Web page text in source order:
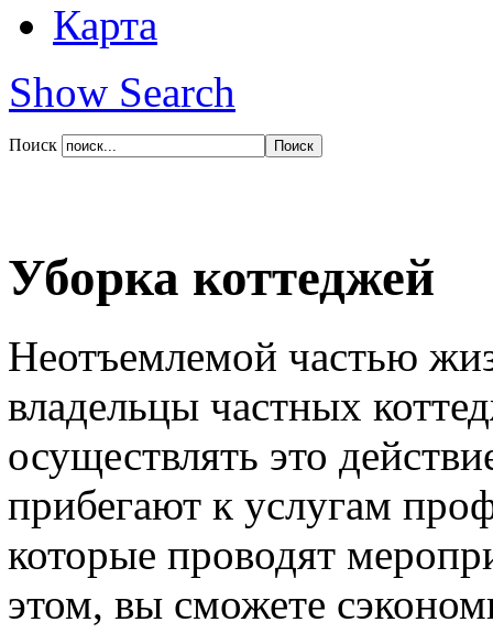
Карта
Show Search
Поиск
Уборка коттеджей
Неотъемлемой частью
владельцы частных
осуществлять это
прибегают к услугам
которые проводят
этом, вы сможете